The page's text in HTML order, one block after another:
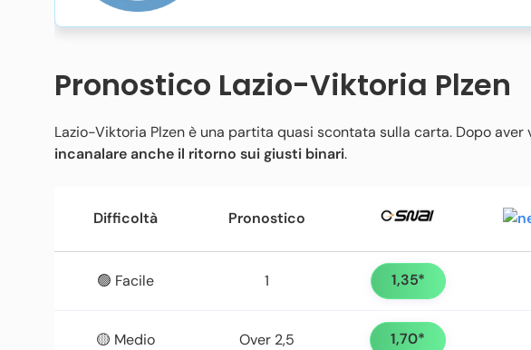
Pronostico Lazio-Viktoria Plzen
Lazio-Viktoria Plzen è una partita quasi scontata sulla carta. Dopo aver
incanalare anche il ritorno sui giusti binari.
Difficoltà Pronostico
🟢 Facile 1 1,35*
🟡 Medio Over 2,5 1,70*